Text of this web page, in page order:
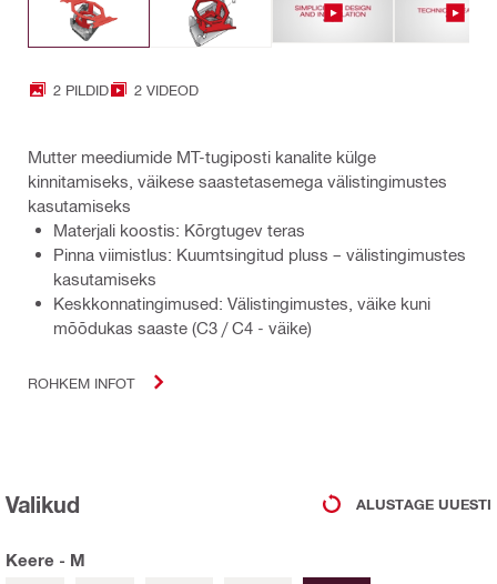
2 PILDID 2 VIDEOD
Mutter meediumide MT-tugiposti kanalite külge
kinnitamiseks, väikese saastetasemega välistingimustes
kasutamiseks
Materjali koostis: Kõrgtugev teras
Pinna viimistlus: Kuumtsingitud pluss – välistingimustes
kasutamiseks
Keskkonnatingimused: Välistingimustes, väike kuni
mõõdukas saaste (C3 / C4 - väike)
ROHKEM INFOT
Valikud ALUSTAGE UUESTI
Keere - M